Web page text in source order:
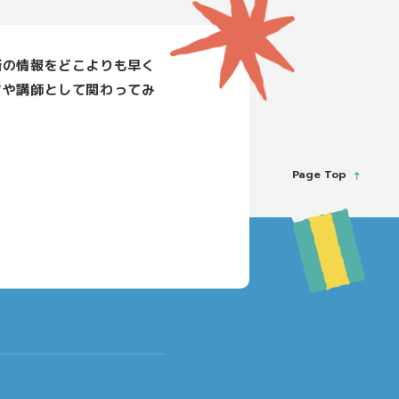
情報をどこよりも早く
講師として関わってみ
Page Top